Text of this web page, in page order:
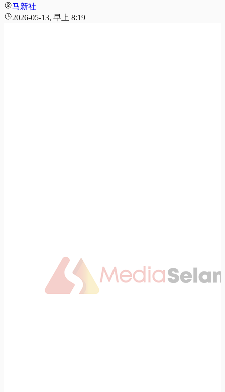
马新社
2026-05-13, 早上 8:19